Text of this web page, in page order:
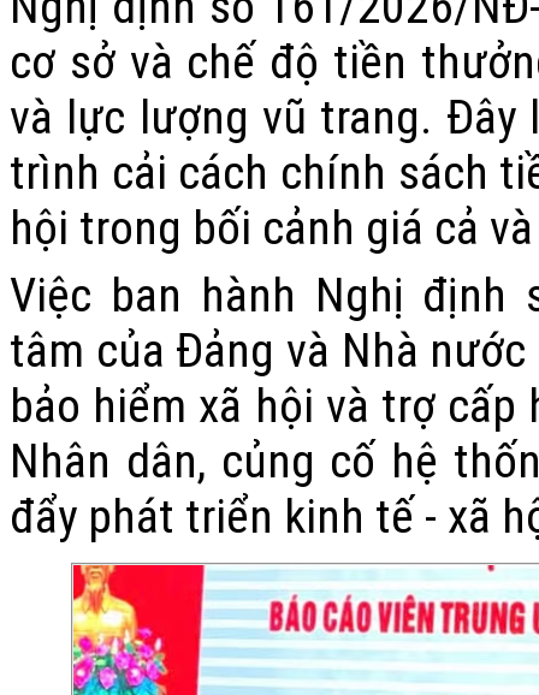
cơ sở và chế độ tiền
và lực lượng vũ trang.
trình cải cách chính sách
hội trong bối cảnh giá cả
Việc ban hành Nghị định
tâm của Đảng và Nhà
bảo hiểm xã hội và trợ
Nhân dân, củng cố hệ
đẩy phát triển kinh tế - xã